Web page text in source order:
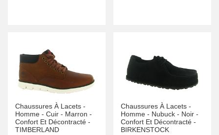
Chaussures À Lacets -
Homme - Cuir - Marron -
Confort Et Décontracté -
TIMBERLAND
Chaussures À Lacets -
Homme - Nubuck - Noir -
Confort Et Décontracté -
BIRKENSTOCK